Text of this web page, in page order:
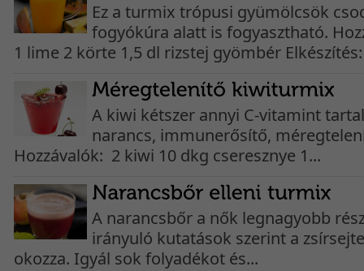
Ez a turmix trópusi gyümölcsök
fogyókúra alatt is fogyasztható.
1 lime 2 körte 1,5 dl rizstej gyömbér
A kiwi kétszer annyi C-vitamint
narancs, immunerősítő,
Hozzávalók: 2 kiwi 10 dkg cseresznye 1...
A narancsbőr a nők legnagyobb
irányuló kutatások szerint a
okozza. Igyál sok folyadékot és...